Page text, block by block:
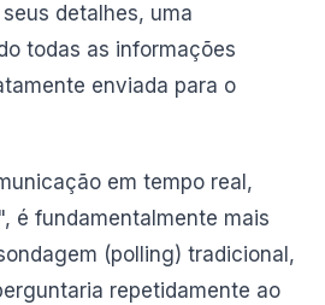
detalhes, uma
todas as informações
enviada para o
em tempo real,
é fundamentalmente mais
(polling) tradicional,
repetidamente ao